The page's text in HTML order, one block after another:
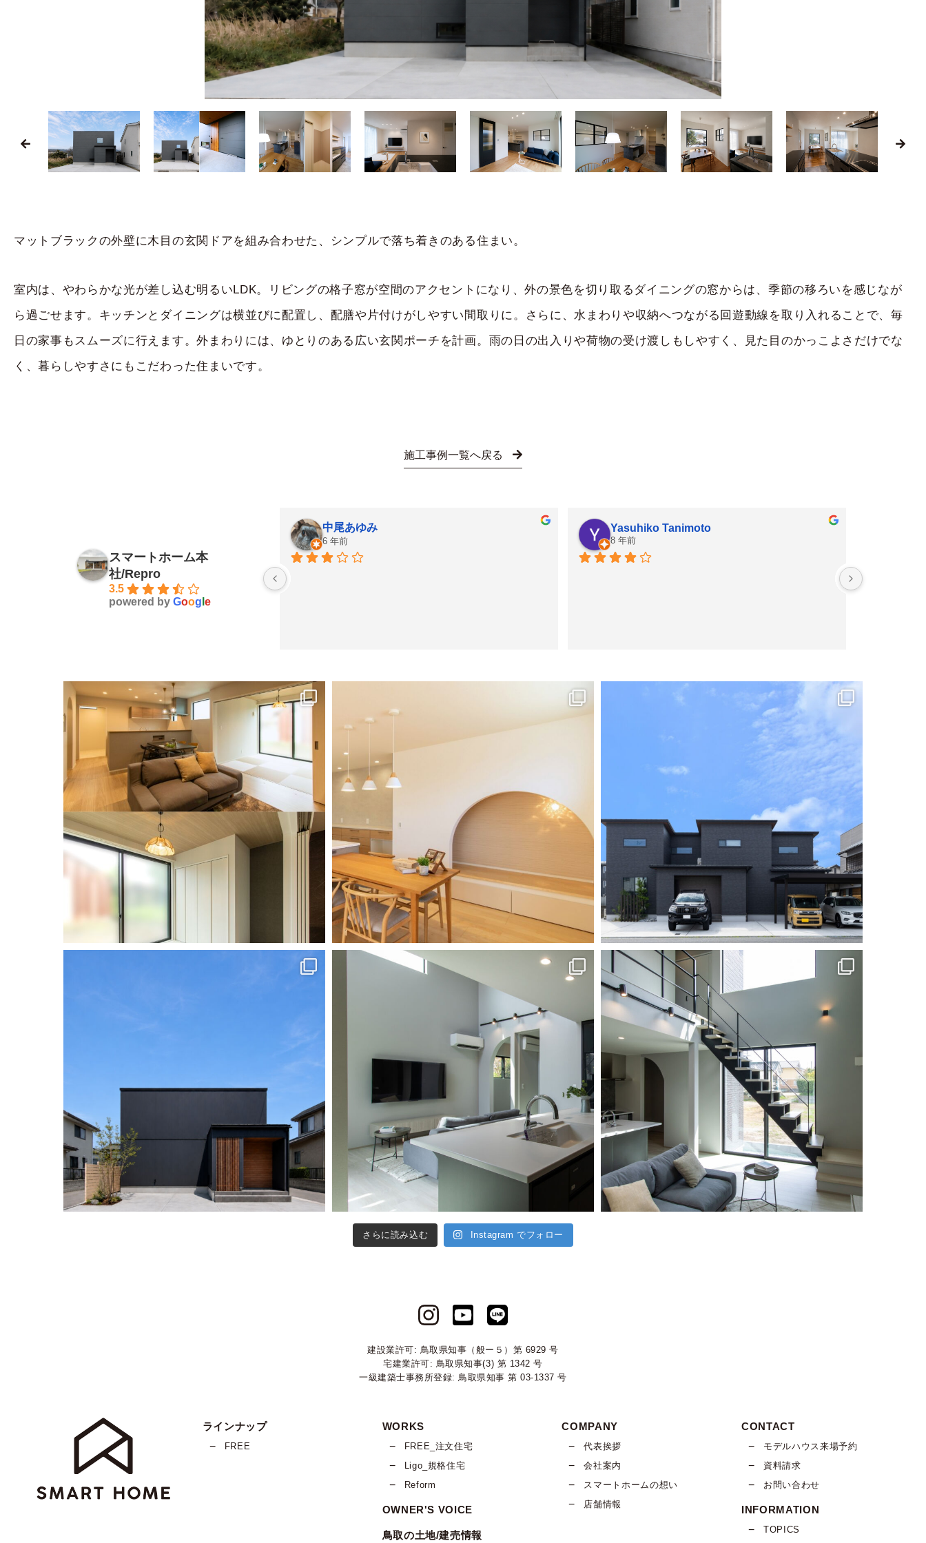
マットブラックの外壁に木目の玄関ドアを組み合わせた、シンプルで落ち着きのある住まい。
室内は、やわらかな光が差し込む明るいLDK。リビングの格子窓が空間のアクセントになり、外の景色を切り取るダイニングの窓からは、季節の移ろいを感じなが
ら過ごせます。キッチンとダイニングは横並びに配置し、配膳や片付けがしやすい間取りに。さらに、水まわりや収納へつながる回遊動線を取り入れることで、毎
日の家事もスムーズに行えます。外まわりには、ゆとりのある広い玄関ポーチを計画。雨の日の出入りや荷物の受け渡しもしやすく、見た目のかっこよさだけでな
く、暮らしやすさにもこだわった住まいです。
施工事例一覧へ戻る
スマートホーム本
社/Repro
3.5
powered by Goog e
中尾あゆみ
6 年前
Yasuhiko Tanimoto
8 年前
さらに読み込む Instagram でフォロー
建設業許可: 鳥取県知事（般ー５）第 6929 号
宅建業許可: 鳥取県知事(3) 第 1342 号
一級建築士事務所登録: 鳥取県知事 第 03-1337 号
ラインナップ
FREE
WORKS
FREE_注文住宅
Ligo_規格住宅
Reform
OWNER'S VOICE
鳥取の土地/建売情報
COMPANY
代表挨拶
会社案内
スマートホームの想い
店舗情報
CONTACT
モデルハウス来場予約
資料請求
お問い合わせ
INFORMATION
TOPICS